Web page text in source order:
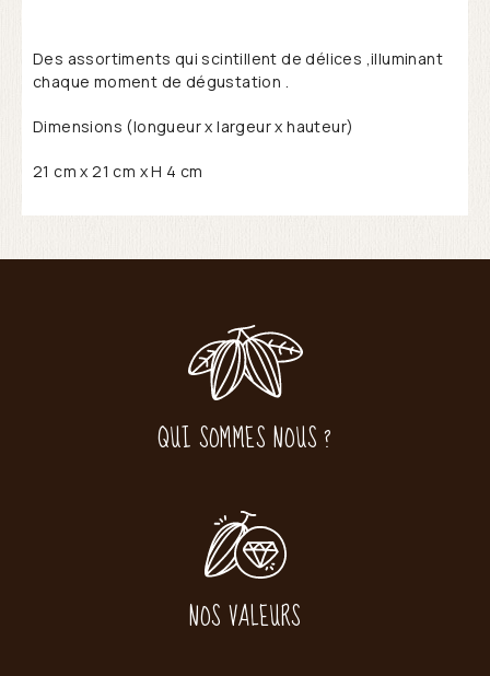
Des assortiments qui scintillent de délices ,illuminant
chaque moment de dégustation .
Dimensions (longueur x largeur x hauteur)
21 cm x 21 cm x H 4 cm
QUI SOMMES NOUS ?
NOS VALEURS